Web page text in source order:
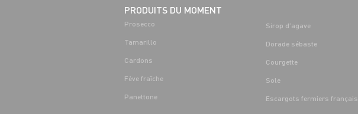
PRODUITS DU MOMENT
Prosecco
Tamarillo
Cardons
Fève fraîche
Panettone
Sirop d’agave
Dorade sébaste
Courgette
Sole
Escargots fermiers français